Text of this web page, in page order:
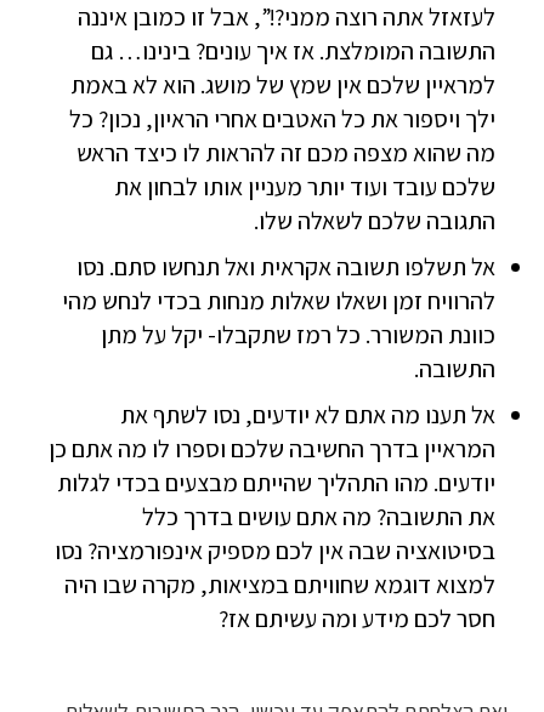
לעזאזל אתה רוצה ממני?!”, אבל זו כמובן איננה
התשובה המומלצת. אז איך עונים? בינינו… גם
למראיין שלכם אין שמץ של מושג. הוא לא באמת
ילך ויספור את כל האטבים אחרי הראיון, נכון? כל
מה שהוא מצפה מכם זה להראות לו כיצד הראש
שלכם עובד ועוד יותר מעניין אותו לבחון את
התגובה שלכם לשאלה שלו.
אל תשלפו תשובה אקראית ואל תנחשו סתם. נסו
להרוויח זמן ושאלו שאלות מנחות בכדי לנחש מהי
כוונת המשורר. כל רמז שתקבלו- יקל על מתן
התשובה.
אל תענו מה אתם לא יודעים, נסו לשתף את
המראיין בדרך החשיבה שלכם וספרו לו מה אתם כן
יודעים. מהו התהליך שהייתם מבצעים בכדי לגלות
את התשובה? מה אתם עושים בדרך כלל
בסיטואציה שבה אין לכם מספיק אינפורמציה? נסו
למצוא דוגמא שחוויתם במציאות, מקרה שבו היה
חסר לכם מידע ומה עשיתם אז?